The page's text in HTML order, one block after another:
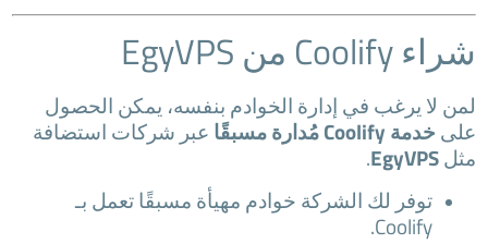
شراء Coolify من EgyVPS
لمن لا يرغب في إدارة الخوادم بنفسه، يمكن الحصول
على خدمة Coolify مُدارة مسبقًا
عبر شركات استضافة
مثلEgyVPS
.
توفر لك الشركة خوادم مهيأة مسبقًا تعمل بـ
Coolify.